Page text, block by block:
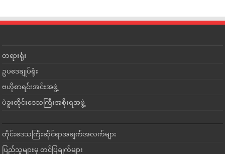
တရားရုံး
ဥပဒေချုပ်ရုံး
ဗဟိုစာရင်းအင်းအဖွဲ့
ပဲခူးတိုင်းဒေသကြီးအစိုးရအဖွဲ့
တိုင်းဒေသကြီးဆိုင်ရာအချက်အလက်များ
ပြည်သူများမှ တင်ပြချက်များ